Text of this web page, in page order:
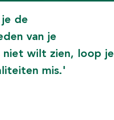
de
van je
niet wilt zien, loop je
mis.'